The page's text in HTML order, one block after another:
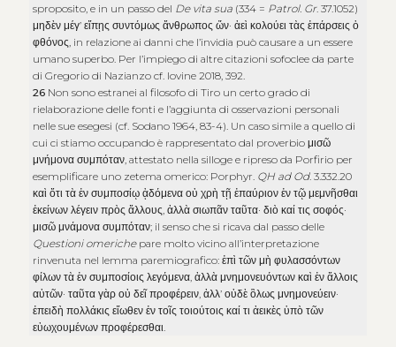
sproposito, e in un passo del De vita sua (334 = Patrol. Gr. 37.1052)
μηδὲν μέγ’ εἴπῃς συντόμως ἄνθρωπος ὤν· ἀεὶ κολούει τὰς ἐπάρσεις ὁ
φθόνος, in relazione ai danni che l’invidia può causare a un essere
umano superbo. Per l’impiego di altre citazioni sofoclee da parte
di Gregorio di Nazianzo cf. Iovine 2018, 392.
26 Non sono estranei al filosofo di Tiro un certo grado di
rielaborazione delle fonti e l’aggiunta di osservazioni personali
nelle sue esegesi (cf. Sodano 1964, 83-4). Un caso simile a quello di
cui ci stiamo occupando è rappresentato dal proverbioμισῶ
μνήμονα συμπόταν, attestato nella silloge e ripreso da Porfirio per
esemplificare uno zetema omerico: Porphyr. QH ad Od. 3.332.20
καὶ ὅτι τὰ ἐν συμποσίῳ ᾀδόμενα οὐ χρὴ τῇ ἐπαύριον ἐν τῷ μεμνῆσθαι
ἐκείνων λέγειν πρὸς ἄλλους,ἀλλὰ σιωπᾶν ταῦτα·διὸ καί τις σοφός·
μισῶ μνάμονα συμπόταν; il senso che si ricava dal passo delle
Questioni omerichepare molto vicino all’interpretazione
rinvenuta nel lemma paremiografico:ἐπὶ τῶν μὴ φυλασσόντων
φίλων τὰ ἐν συμποσίοις λεγόμενα,ἀλλὰ μνημονευόντων καὶ ἐν ἄλλοις
αὐτῶν· ταῦτα γὰρ οὐ δεῖ προφέρειν,ἀλλ’ οὐδὲ ὃλως μνημονεύειν·
ἐπειδὴ πολλάκις εἴωθεν ἐν τοῖς τοιούτοις καί τι ἀεικὲς ὑπὸ τῶν
εὐωχουμένων προφέρεσθαι.